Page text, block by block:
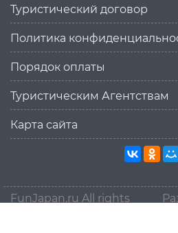
Туристический договор
Политика
Порядок оплаты
Туристическим Агентствам
Карта сайта
FunJapan.ru All rights